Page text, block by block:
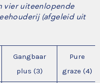
vier uiteenlopende
(afgeleid uit
Gangbaar
plus (3)
Pure
graze (4)